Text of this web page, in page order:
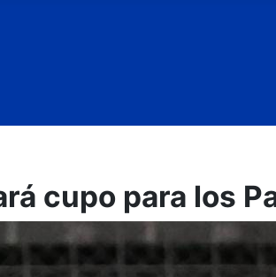
cupo para los